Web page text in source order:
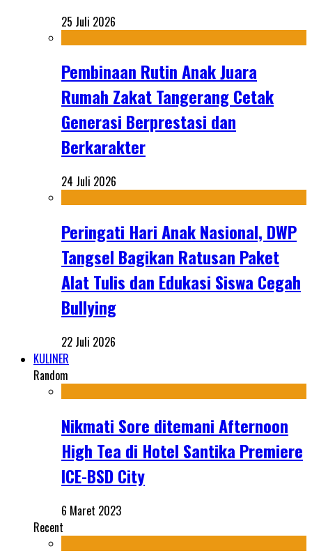
25 Juli 2026
Pembinaan Rutin Anak Juara
Rumah Zakat Tangerang Cetak
Generasi Berprestasi dan
Berkarakter
24 Juli 2026
Peringati Hari Anak Nasional, DWP
Tangsel Bagikan Ratusan Paket
Alat Tulis dan Edukasi Siswa Cegah
Bullying
22 Juli 2026
KULINER
Random
Nikmati Sore ditemani Afternoon
High Tea di Hotel Santika Premiere
ICE-BSD City
6 Maret 2023
Recent